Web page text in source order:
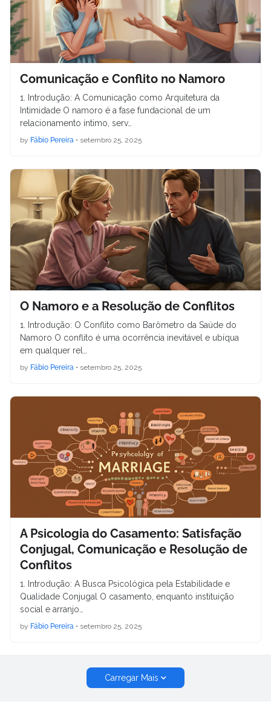
Comunicação e Conflito no Namoro
1. Introdução: A Comunicação como Arquitetura da
Intimidade O namoro é a fase fundacional de um
relacionamento íntimo, serv…
by Fábio Pereira • setembro 25, 2025
O Namoro e a Resolução de Conflitos
1. Introdução: O Conflito como Barômetro da Saúde do
Namoro O conflito é uma ocorrência inevitável e ubíqua
em qualquer rel…
by Fábio Pereira • setembro 25, 2025
A Psicologia do Casamento: Satisfação
Conjugal, Comunicação e Resolução de
Conflitos
1. Introdução: A Busca Psicológica pela Estabilidade e
Qualidade Conjugal O casamento, enquanto instituição
social e arranjo…
by Fábio Pereira • setembro 25, 2025
Carregar Mais